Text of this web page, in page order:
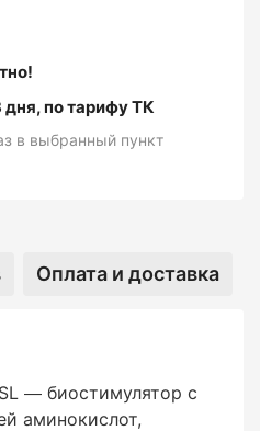
дня, по тарифу ТК
в выбранный пункт
Оплата и доставка
— биостимулятор с
аминокислот,